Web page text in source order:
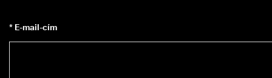
* E-mail-cím